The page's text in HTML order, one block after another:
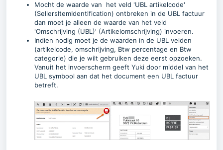
Mocht de waarde van het veld 'UBL artikelcode'
(SellersItemIdentification) ontbreken in de UBL factuur
dan moet je alleen de waarde van het veld
'Omschrijving (UBL)' (Artikelomschrijving) invoeren.
Indien nodig moet je de waarden in de UBL velden
(artikelcode, omschrijving, Btw percentage en Btw
categorie) die je wilt gebruiken deze eerst opzoeken.
Vanuit het invoerscherm geeft Yuki door middel van het
UBL symbool aan dat het document een UBL factuur
betreft.